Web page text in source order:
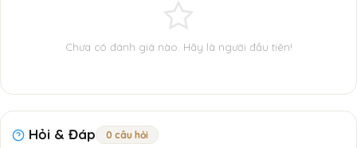
Chưa có đánh giá nào. Hãy là người đầu tiên!
Hỏi & Đáp 0 câu hỏi